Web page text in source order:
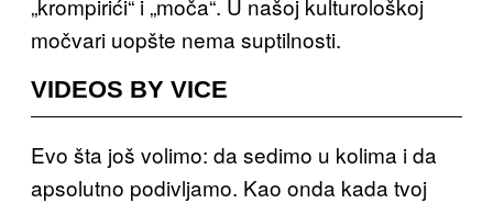
močvari uopšte nema suptilnosti.
VIDEOS BY VICE
Evo šta još volimo: da sedimo u kolima i da
apsolutno podivljamo. Kao onda kada tvoj